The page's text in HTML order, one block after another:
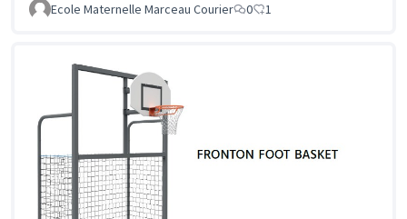
Ecole Maternelle Marceau Courier
0 1